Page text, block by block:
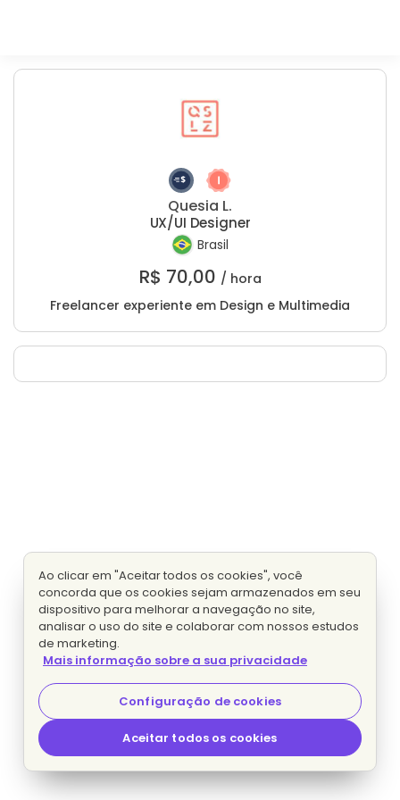
Quesia L.
UX/UI Designer
Brasil
R$ 70,00 / hora
Freelancer experiente em Design e Multimedia
Ao clicar em "Aceitar todos os cookies", você
concorda que os cookies sejam armazenados em seu
dispositivo para melhorar a navegação no site,
analisar o uso do site e colaborar com nossos estudos
de marketing.
Mais informação sobre a sua privacidade
Configuração de cookies
Aceitar todos os cookies